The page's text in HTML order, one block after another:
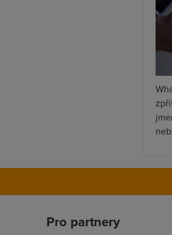
Pro partnery